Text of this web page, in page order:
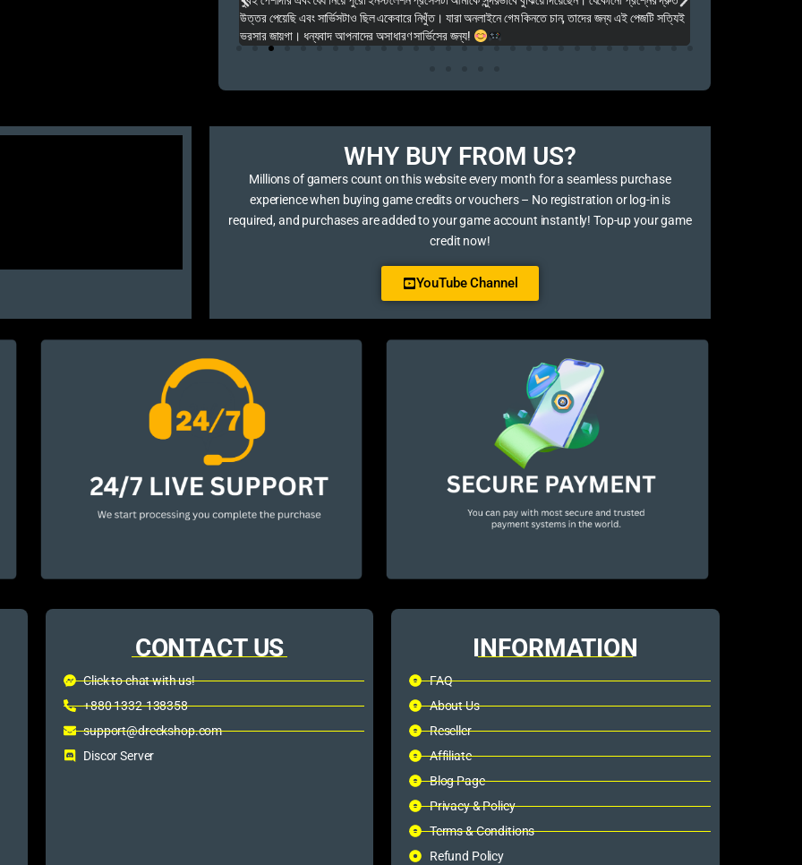
উত্তর পেয়েছি এবং সার্ভিসটাও ছিল একেবারে নিখুঁত। যারা অনলাইনে গেম কিনতে চান, তাদের জন্য এই পেজটি সত্যিই
ভরসার জায়গা। ধন্যবাদ আপনাদের অসাধারণ সার্ভিসের জন্য!
WHY BUY FROM US?​
Millions of gamers count on this website every month for a seamless purchase
experience when buying game credits or vouchers – No registration or log-in is
required, and purchases are added to your game account instantly! Top-up your game
credit now!
YouTube Channel
CONTACT US
Click to chat with us!
+880 1332-138358
support@dreckshop.com
Discor Server
INFORMATION
FAQ
About Us
Reseller
Affiliate
Blog Page
Privacy & Policy
Terms & Conditions
Refund Policy